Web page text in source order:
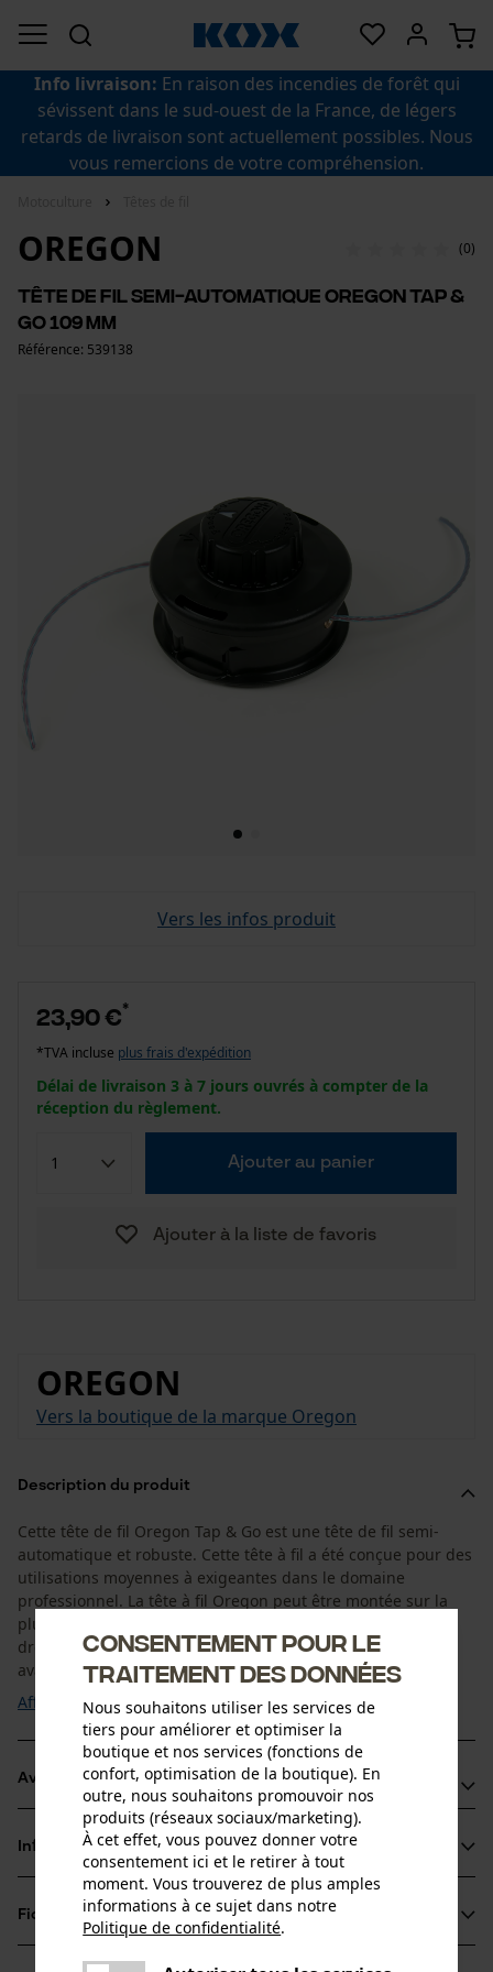
Info livraison: En raison des incendies de forêt qui
sévissent dans le sud-ouest de la France, de légers
retards de livraison sont actuellement possibles. Nous
vous remercions de votre compréhension.
OREGON (0)
Tête de fil semi-automatique Oregon Tap &
Go 109 mm
Référence: 539138
Vers les infos produit
23,90 €*
*TVA incluse plus frais d'expédition
Délai de livraison 3 à 7 jours ouvrés à compter de la
réception du règlement.
Ajouter au panier
Ajouter à la liste de favoris
OREGON
Vers la boutique de la marque Oregon
Description du produit
Cette tête de fil Oregon Tap & Go est une tête de fil semi-
automatique et robuste. Cette tête à fil a été conçue pour des
utilisations moyennes à exigeantes dans le domaine
professionnel. La tête à fil Oregon peut être montée sur la
plupart des coupe-herbes et des débroussailleuses à tige
droite à l'aide de la vis existante (qui fixe la lame). Un grand
avantage est le ...
Afficher plus
Avantages du produit
Tête de fil très résistante pour une utilisation intensive
Tondeuses débroussailleuses et coupe-bordures à tige
droite de moins de 33 cc
Convient aux fils de coupe jusqu'à 2, 4 mm
Informations sur le produit
Détails du produit
Fiches techniques
Fiche de données de sécurité du produit (PDF)
Consentement pour le
traitement des données
Nous souhaitons utiliser les services de
tiers pour améliorer et optimiser la
boutique et nos services (fonctions de
confort, optimisation de la boutique). En
outre, nous souhaitons promouvoir nos
produits (réseaux sociaux/marketing).
À cet effet, vous pouvez donner votre
consentement ici et le retirer à tout
moment. Vous trouverez de plus amples
informations à ce sujet dans notre
Politique de confidentialité.
Une erreur s'est produite. Veuillez
partager